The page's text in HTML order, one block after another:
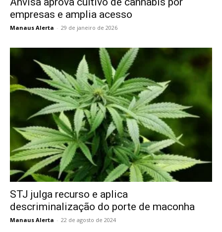
empresas e amplia acesso
Manaus Alerta - 29 de janeiro de 2026
STJ julga recurso e aplica
descriminalização do porte de maconha
Manaus Alerta - 22 de agosto de 2024